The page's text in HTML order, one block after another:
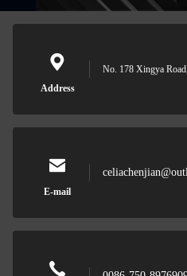
Address
No. 178 Xingya
E-mail